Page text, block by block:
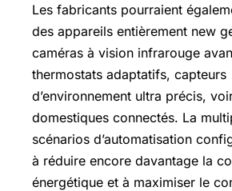
Les fabricants pourraient
des appareils entièrement new
caméras à vision infrarouge
thermostats adaptatifs, capteurs
d’environnement ultra précis,
domestiques connectés. La
scénarios d’automatisation
à réduire encore davantage la
énergétique et à maximiser le